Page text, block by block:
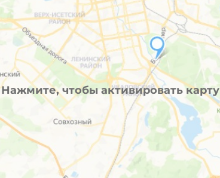
Нажмите, чтобы активировать карту